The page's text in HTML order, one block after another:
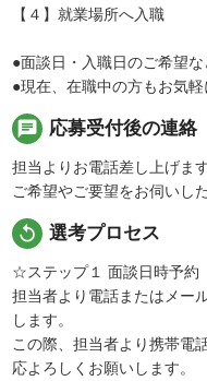
【４】就業場所へ入職
●面談日・入職日のご希望
●現在、在職中の方もお気
chat 応募受付後の連絡
担当よりお電話差し上げます
ご希望やご要望をお伺いし
replay 選考プロセス
☆ステップ１ 面談日時予約
担当者より電話またはメー
します。
この際、担当者より携帯電
応よろしくお願いします。